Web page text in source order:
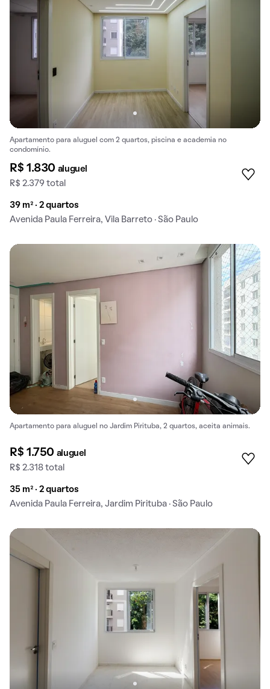
Apartamento para aluguel com 2 quartos, piscina e academia no
condomínio.
R$ 1.830 aluguel
R$ 2.379 total
39 m² · 2 quartos
Avenida Paula Ferreira, Vila Barreto · São Paulo
Apartamento para aluguel no Jardim Pirituba, 2 quartos, aceita animais.
R$ 1.750 aluguel
R$ 2.318 total
35 m² · 2 quartos
Avenida Paula Ferreira, Jardim Pirituba · São Paulo